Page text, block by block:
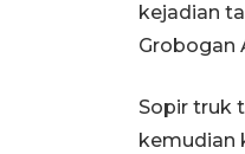
kejadian
Grobogan
Sopir truk
kemudian